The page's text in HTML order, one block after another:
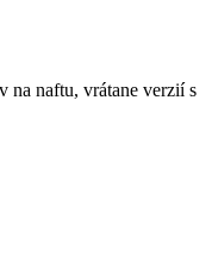
na naftu, vrátane verzií s